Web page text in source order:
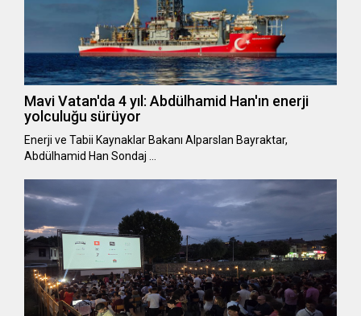
Mavi Vatan'da 4 yıl: Abdülhamid Han'ın enerji
yolculuğu sürüyor
Enerji ve Tabii Kaynaklar Bakanı Alparslan Bayraktar,
Abdülhamid Han Sondaj …